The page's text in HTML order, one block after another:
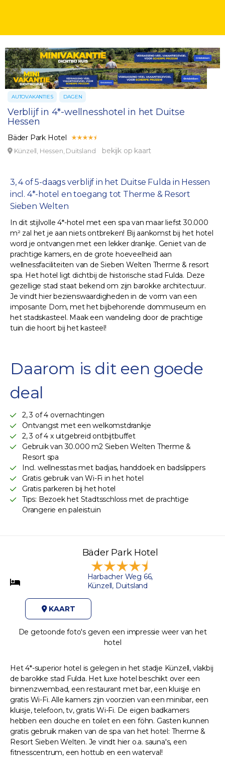
AUTOVAKANTIES DAGEN
Verblijf in 4*-wellnesshotel in het Duitse
Hessen
Bäder Park Hotel
Künzell, Hessen, Duitsland bekijk op kaart
3, 4 of 5-daags verblijf in het Duitse Fulda in Hessen
incl. 4*-hotel en toegang tot Therme & Resort
Sieben Welten
In dit stijlvolle 4*-hotel met een spa van maar liefst 30.000
m² zal het je aan niets ontbreken! Bij aankomst bij het hotel
word je ontvangen met een lekker drankje. Geniet van de
prachtige kamers, en de grote hoeveelheid aan
wellnessfaciliteiten van de Sieben Welten Therme & resort
spa. Het hotel ligt dichtbij de historische stad Fulda. Deze
gezellige stad staat bekend om zijn barokke architectuur.
Je vindt hier bezienswaardigheden in de vorm van een
imposante Dom, met het bijbehorende dommuseum en
het stadskasteel. Maak een wandeling door de prachtige
tuin die hoort bij het kasteel!
Daarom is dit een goede
deal
2, 3 of 4 overnachtingen
Ontvangst met een welkomstdrankje
2, 3 of 4 x uitgebreid ontbijtbuffet
Gebruik van 30.000 m2 Sieben Welten Therme &
Resort spa
Incl. wellnesstas met badjas, handdoek en badslippers
Gratis gebruik van Wi-Fi in het hotel
Gratis parkeren bij het hotel
Tips: Bezoek het Stadtsschloss met de prachtige
Orangerie en paleistuin
Bäder Park Hotel
Harbacher Weg 66,
Künzell, Duitsland
KAART
De getoonde foto's geven een impressie weer van het
hotel
Het 4*-superior hotel is gelegen in het stadje Künzell, vlakbij
de barokke stad Fulda. Het luxe hotel beschikt over een
binnenzwembad, een restaurant met bar, een kluisje en
gratis Wi-Fi. Alle kamers zijn voorzien van een minibar, een
kluisje, telefoon, tv, gratis Wi-Fi. De eigen badkamers
hebben een douche en toilet en een föhn. Gasten kunnen
gratis gebruik maken van de spa van het hotel: Therme &
Resort Sieben Welten. Je vindt hier o.a. sauna's, een
fitnesscentrum, een hottub en een waterval!